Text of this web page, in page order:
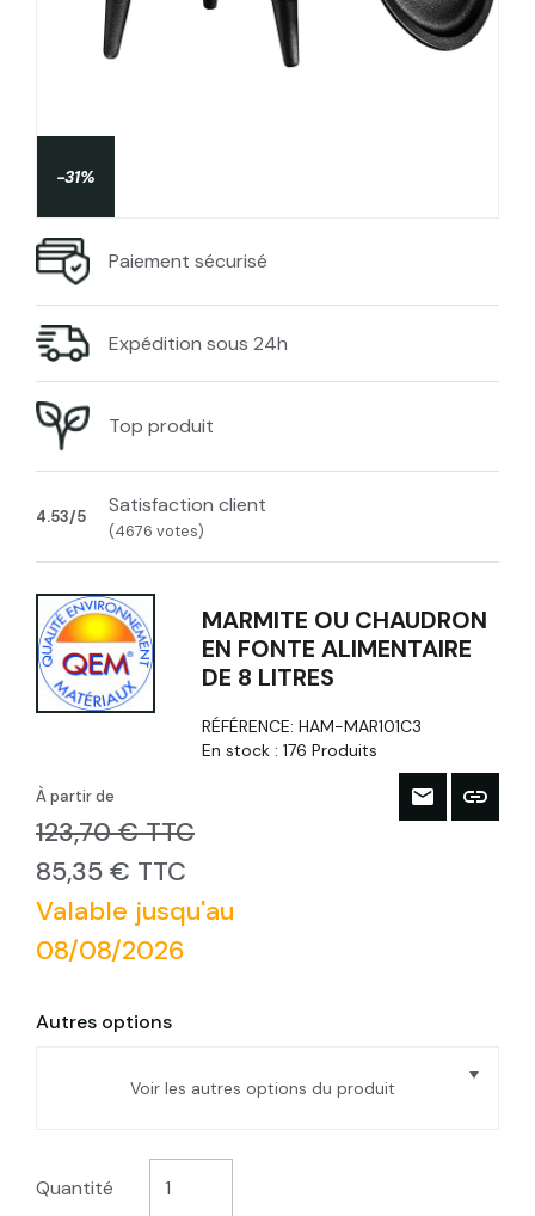
-31%
Paiement sécurisé
Expédition sous 24h
Top produit
4.53/5 Satisfaction client
(4676 votes)
MARMITE OU CHAUDRON
EN FONTE ALIMENTAIRE
DE 8 LITRES
RÉFÉRENCE:HAM-MAR101C3
En stock :176 Produits
À partir de
123,70 € TTC
85,35 € TTC
Valable jusqu'au
08/08/2026
Autres options
Voir les autres options du produit
Marmite ou chaudron en fonte
alimentaire de 6 litres
Quantité